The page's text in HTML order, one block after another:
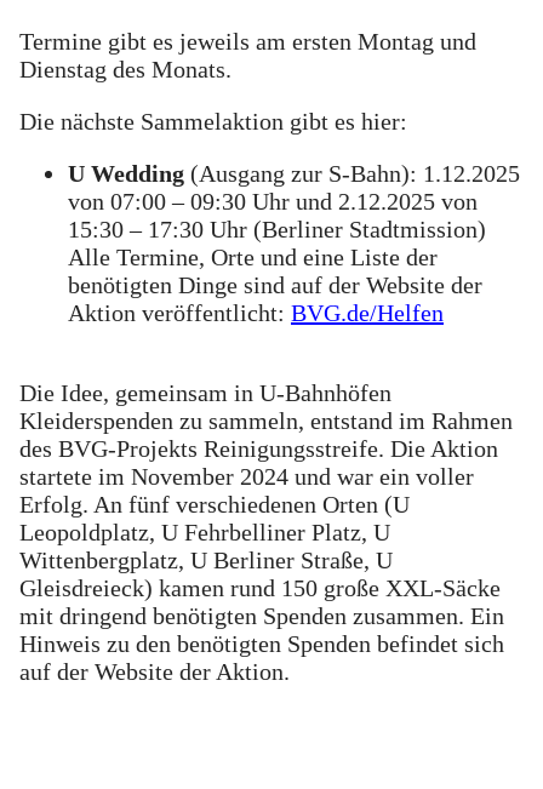
Termine gibt es jeweils am ersten Montag und
Dienstag des Monats.
Die nächste Sammelaktion gibt es hier:
U Wedding (Ausgang zur S-Bahn): 1.12.2025
von 07:00 – 09:30 Uhr und 2.12.2025 von
15:30 – 17:30 Uhr (Berliner Stadtmission)
Alle Termine, Orte und eine Liste der
benötigten Dinge sind auf der Website der
Aktion veröffentlicht: BVG.de/Helfen
Die Idee, gemeinsam in U-Bahnhöfen
Kleiderspenden zu sammeln, entstand im Rahmen
des BVG-Projekts Reinigungsstreife. Die Aktion
startete im November 2024 und war ein voller
Erfolg. An fünf verschiedenen Orten (U
Leopoldplatz, U Fehrbelliner Platz, U
Wittenbergplatz, U Berliner Straße, U
Gleisdreieck) kamen rund 150 große XXL-Säcke
mit dringend benötigten Spenden zusammen. Ein
Hinweis zu den benötigten Spenden befindet sich
auf der Website der Aktion.